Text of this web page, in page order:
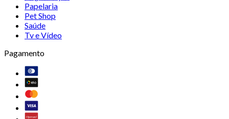
Papelaria
Pet Shop
Saúde
Tv e Vídeo
Pagamento